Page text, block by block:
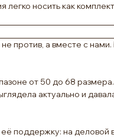
носить как
против, а вместе с
от 50 до 68
актуально и
на деловой